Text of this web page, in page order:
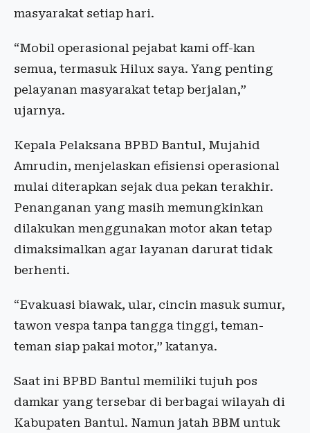
masyarakat setiap hari.
“Mobil operasional pejabat kami off-kan
semua, termasuk Hilux saya. Yang penting
pelayanan masyarakat tetap berjalan,”
ujarnya.
Kepala Pelaksana BPBD Bantul, Mujahid
Amrudin, menjelaskan efisiensi operasional
mulai diterapkan sejak dua pekan terakhir.
Penanganan yang masih memungkinkan
dilakukan menggunakan motor akan tetap
dimaksimalkan agar layanan darurat tidak
berhenti.
“Evakuasi biawak, ular, cincin masuk sumur,
tawon vespa tanpa tangga tinggi, teman-
teman siap pakai motor,” katanya.
Saat ini BPBD Bantul memiliki tujuh pos
damkar yang tersebar di berbagai wilayah di
Kabupaten Bantul. Namun jatah BBM untuk